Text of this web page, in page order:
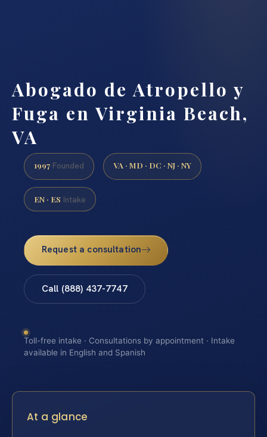
Abogado de Atropello y
Fuga en Virginia Beach,
VA
1997 Founded VA · MD · DC · NJ · NY
EN · ES Intake
Request a consultation
Call (888) 437-7747
Toll-free intake · Consultations by appointment · Intake
available in English and Spanish
At a glance